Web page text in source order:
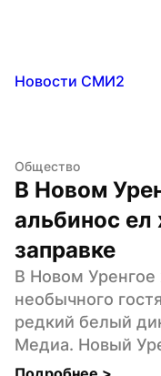
Новости СМИ2
Общество
В Новом
альбинос ел
заправке
В Новом
необычного
редкий белый
Медиа. Новый